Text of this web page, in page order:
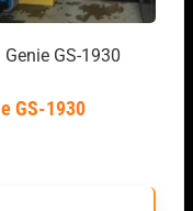
GS-1930
GS-1930